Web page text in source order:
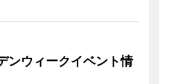
ウィークイベント情